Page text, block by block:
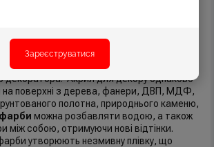
Зареєструватися
перламутри та металіки
та ефектів задовільнять
декоратора. Акрил для декору однаково
на поверхні з дерева, фанери, ДВП, МДФ,
полотна, природнього каменю,
можна розбавляти водою, а також
між собою, отримуючи нові відтінки.
утворюють незмивну плівку, що